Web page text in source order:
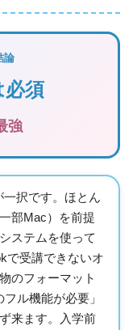
論
須
強
択です。ほとん
部Mac）を前提
ステムを使って
で受講できないオ
のフォーマット
ル機能が必要」
来ます。入学前